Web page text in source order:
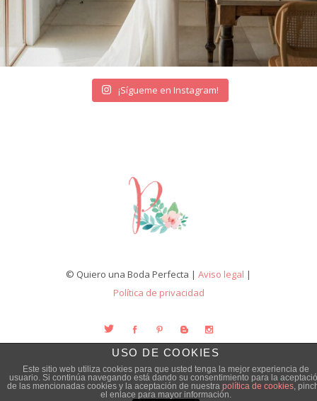
¡Sígueme en Instagram!
© Quiero una Boda Perfecta | Aviso legal |
Política de privacidad
USO DE COOKIES
Este sitio web utiliza cookies para que usted tenga la mejor experiencia de
usuario. Si continúa navegando está dando su consentimiento para la
de las mencionadas cookies y la aceptación de nuestra política de cookies,
el enlace para mayor información.